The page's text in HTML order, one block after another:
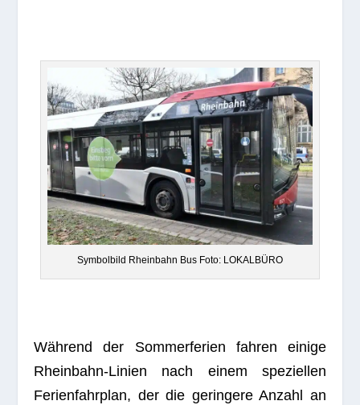
Sym­bol­bild Rhein­bahn Bus Foto: LOKALBÜRO
Wäh­rend der Som­mer­fe­rien fah­ren einige
Rhein­bahn-Linien nach einem spe­zi­el­len
Feri­en­fahr­plan, der die gerin­gere Anzahl an